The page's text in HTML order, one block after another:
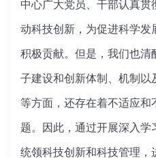
中心广大党员、干部认真
动科技创新，为促进科学发
积极贡献。但是，我们也清
子建设和创新体制、机制
等方面，还存在着不适应和
题。因此，通过开展深入
统领科技创新和科技管理，